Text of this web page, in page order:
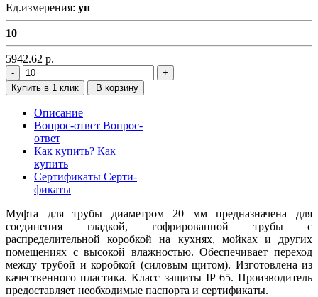
Ед.измерения: уп
10
5942.62 р.
Купить в 1 клик В корзину
Описание
Вопрос-ответ Вопрос-
ответ
Как купить? Как
купить
Сертификаты Серти-
фикаты
Муфта для трубы диаметром 20 мм предназначена для
соединения гладкой, гофрированной трубы с
распределительной коробкой на кухнях, мойках и других
помещениях с высокой влажностью. Обеспечивает переход
между трубой и коробкой (силовым щитом). Изготовлена из
качественного пластика. Класс защиты IP 65. Производитель
предоставляет необходимые паспорта и сертификаты.